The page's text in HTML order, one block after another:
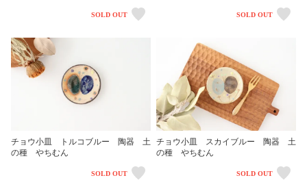
SOLD OUT SOLD OUT
チョウ小皿 トルコブルー 陶器 土
の種 やちむん
SOLD OUT
チョウ小皿 スカイブルー 陶器 土
の種 やちむん
SOLD OUT